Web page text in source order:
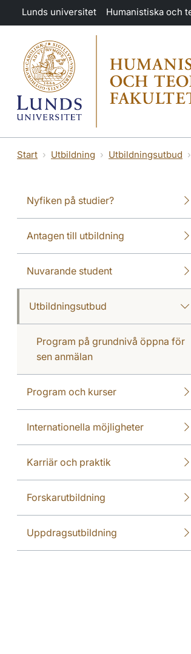
Hoppa till huvudinnehåll
Lunds universitet Humanistiska och
Start Utbildning Utbildningsutbud
Nyfiken på studier?
Antagen till utbildning
Nuvarande student
Utbildningsutbud
Program på grundnivå öppna för
sen anmälan
Program och kurser
Internationella möjligheter
Karriär och praktik
Forskarutbildning
Uppdragsutbildning